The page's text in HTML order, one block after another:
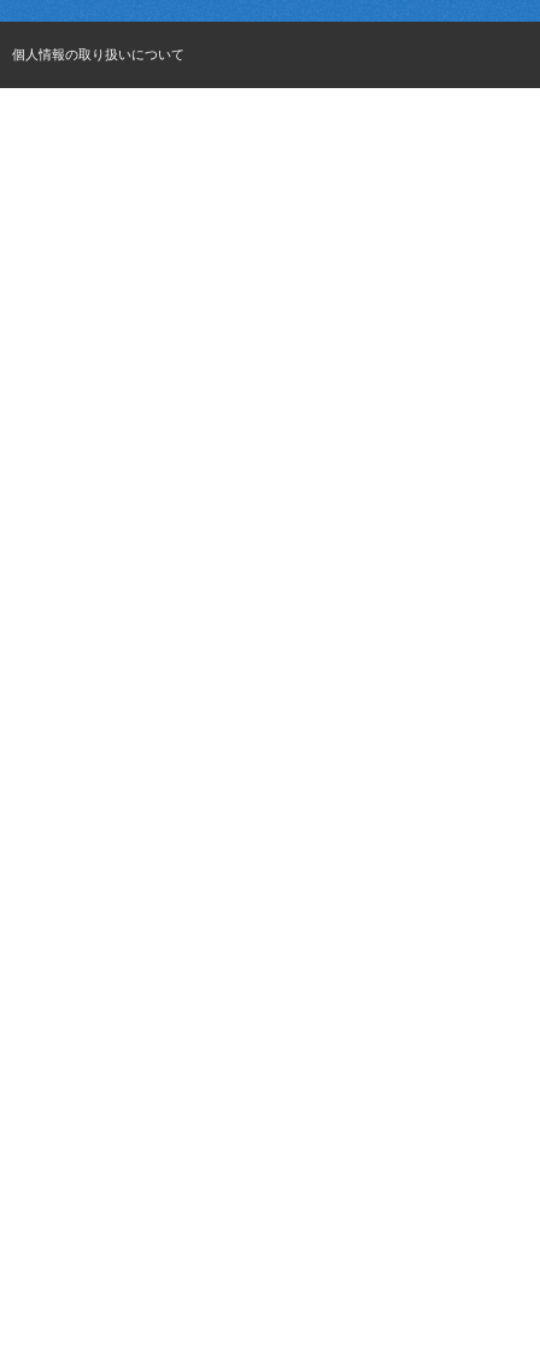
個人情報の取り扱いについて